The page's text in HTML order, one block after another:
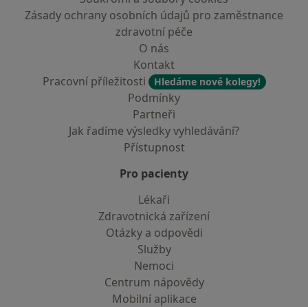
Zásady ochrany osobních údajů pro zaměstnance
zdravotní péče
O nás
Kontakt
Pracovní příležitosti
Hledáme nové kolegy!
Podmínky
Partneři
Jak řadíme výsledky vyhledávání?
Přístupnost
Pro pacienty
Lékaři
Zdravotnická zařízení
Otázky a odpovědi
Služby
Nemoci
Centrum nápovědy
Mobilní aplikace